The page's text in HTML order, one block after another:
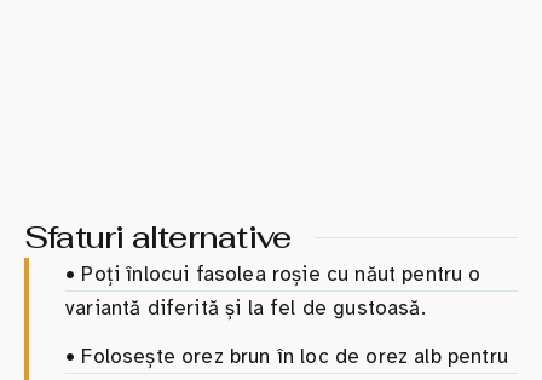
Sfaturi alternative
• Poți înlocui fasolea roșie cu năut pentru o
variantă diferită și la fel de gustoasă.
• Folosește orez brun în loc de orez alb pentru